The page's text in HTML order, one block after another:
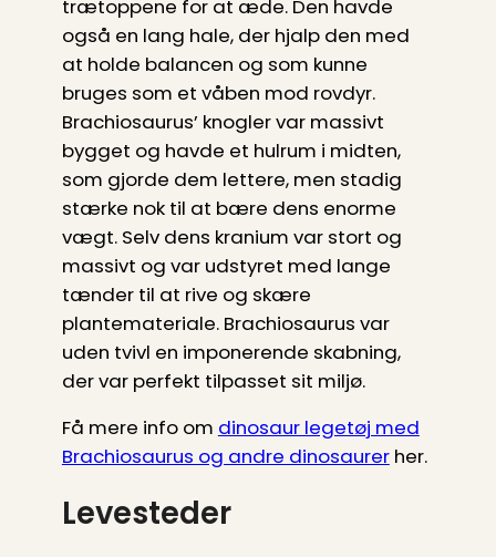
trætoppene for at æde. Den havde
også en lang hale, der hjalp den med
at holde balancen og som kunne
bruges som et våben mod rovdyr.
Brachiosaurus’ knogler var massivt
bygget og havde et hulrum i midten,
som gjorde dem lettere, men stadig
stærke nok til at bære dens enorme
vægt. Selv dens kranium var stort og
massivt og var udstyret med lange
tænder til at rive og skære
plantemateriale. Brachiosaurus var
uden tvivl en imponerende skabning,
der var perfekt tilpasset sit miljø.
Få mere info om dinosaur legetøj med
Brachiosaurus og andre dinosaurerher.
Levesteder